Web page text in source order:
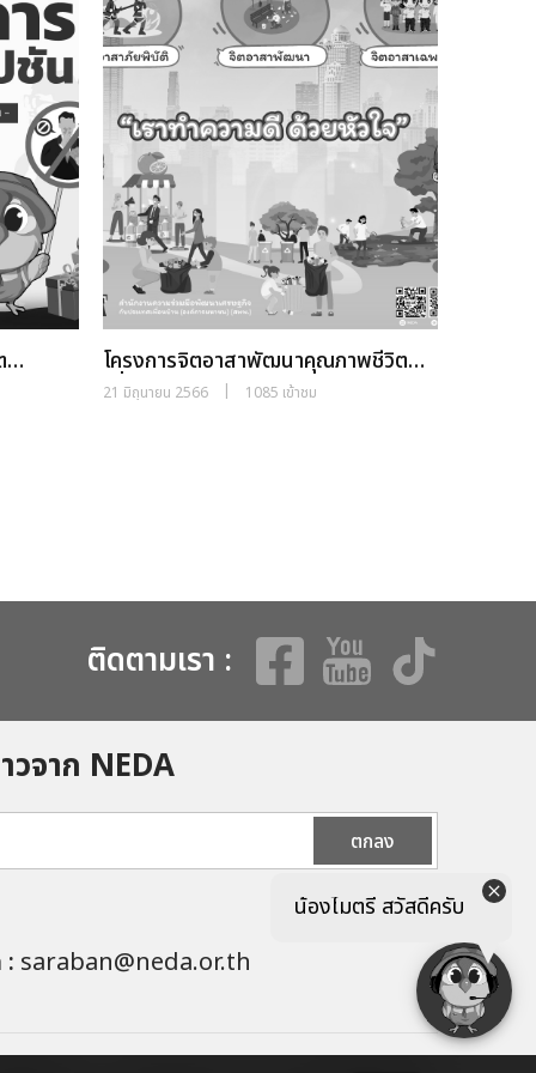
น้องไมตรี สวัสดีครับ
โครงการจิตอาสาพัฒนาคุณภาพชีวิต
เพื่อความสุขของประชาชน ตามแนวพระ
ราชดำริ
21 มิถุนายน 2566 1085 เข้าชม
ติดตามเรา :
จาก NEDA
ตกลง
: saraban@neda.or.th